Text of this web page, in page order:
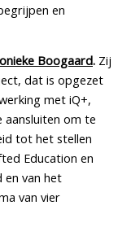
en
Boogaard. Zij
dat is opgezet
met iQ+,
aansluiten om te
tot het stellen
Education en
en van het
van vier